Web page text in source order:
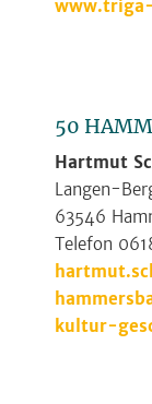
50
Hartmut
Langen-
63546
Telefon
kultur-